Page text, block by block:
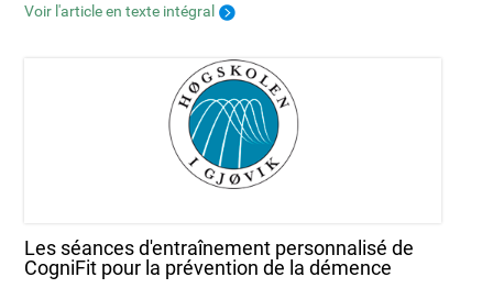
Voir l'article en texte intégral
Les séances d'entraînement personnalisé de
CogniFit pour la prévention de la démence